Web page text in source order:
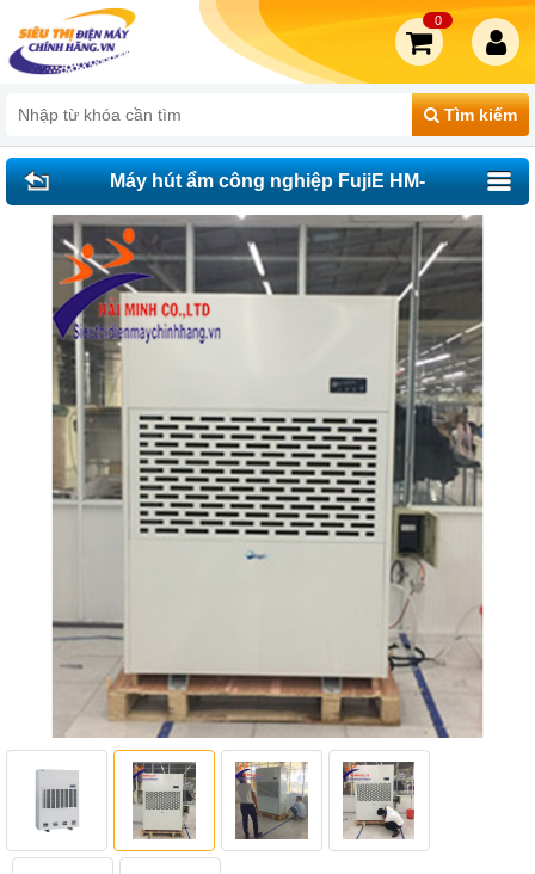
Tìm kiếm
0
Máy hút ẩm công nghiệp FujiE HM-
6480EB